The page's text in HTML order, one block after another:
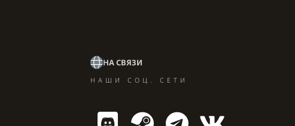
НА СВЯЗИ
НАШИ СОЦ. СЕТИ